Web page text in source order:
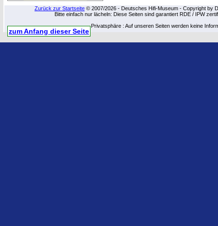
Zurück zur Startseite © 2007/2026 - Deutsches Hifi-Museum - Copyright by
Bitte einfach nur lächeln: Diese Seiten sind garantiert RDE / IPW
Privatsphäre : Auf unseren Seiten werden keine
zum Anfang dieser Seite